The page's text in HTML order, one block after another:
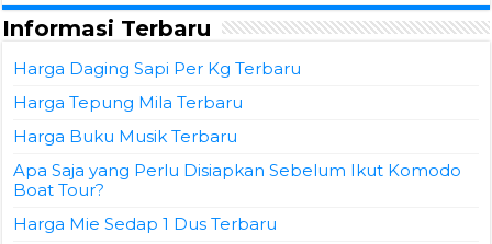
Informasi Terbaru
Harga Daging Sapi Per Kg Terbaru
Harga Tepung Mila Terbaru
Harga Buku Musik Terbaru
Apa Saja yang Perlu Disiapkan Sebelum Ikut Komodo
Boat Tour?
Harga Mie Sedap 1 Dus Terbaru